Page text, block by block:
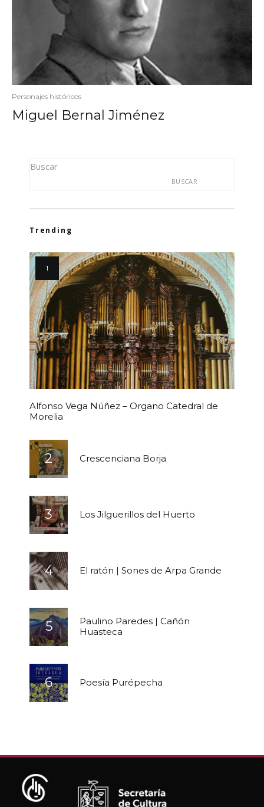
Personajes históricos
Miguel Bernal Jiménez
Buscar
BUSCAR
Trending
Alfonso Vega Núñez – Organo Catedral de
Morelia
Crescenciana Borja
Los Jilguerillos del Huerto
El ratón | Sones de Arpa Grande
Paulino Paredes | Cañón
Huasteca
Poesía Purépecha